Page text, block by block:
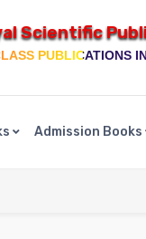
Scientific
PUBLICATIONS
Admission Books